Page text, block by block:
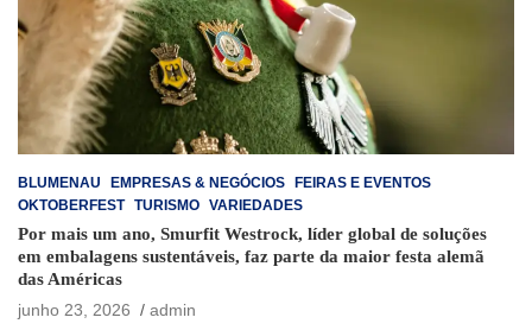
BLUMENAU EMPRESAS & NEGÓCIOS FEIRAS E EVENTOS
OKTOBERFEST TURISMO VARIEDADES
Por mais um ano, Smurfit Westrock, líder global de soluções
em embalagens sustentáveis, faz parte da maior festa alemã
das Américas
junho 23, 2026
admin